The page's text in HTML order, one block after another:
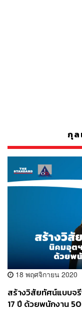
กุ
18 พฤศจิกายน 2020
สร้างวิสัยทัศน์แบบจ
17 ปี ด้วยพนักงาน